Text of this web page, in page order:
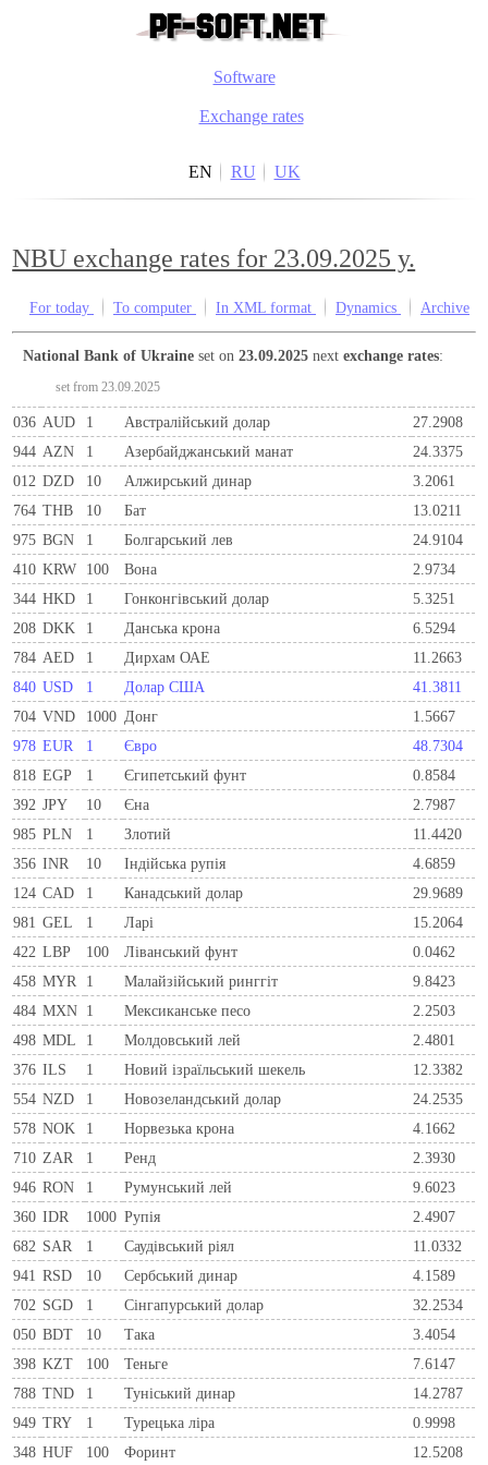
Software
Exchange rates
EN RU UK
NBU exchange rates for 23.09.2025 y.
For today To computer In XML format Dynamics Archive
National Bank of Ukraine set on23.09.2025 nextexchange rates:
set from 23.09.2025
036 AUD 1 Австралійський долар
27.2908
944 AZN 1 Азербайджанський манат
24.3375
012 DZD 10 Алжирський динар
3.2061
764 THB 10 Бат
13.0211
975 BGN 1 Болгарський лев
24.9104
410 KRW 100 Вона
2.9734
344 HKD 1 Гонконгівський долар
5.3251
208 DKK 1 Данська крона
6.5294
784 AED 1 Дирхам ОАЕ
11.2663
840 USD 1 Долар США
41.3811
704 VND 1000 Донг
1.5667
978 EUR 1 Євро
48.7304
818 EGP 1 Єгипетський фунт
0.8584
392 JPY 10 Єна
2.7987
985 PLN 1 Злотий
11.4420
356 INR 10 Індійська рупія
4.6859
124 CAD 1 Канадський долар
29.9689
981 GEL 1 Ларi
15.2064
422 LBP 100 Ліванський фунт
0.0462
458 MYR 1 Малайзійський ринггіт
9.8423
484 MXN 1 Мексиканське песо
2.2503
498 MDL 1 Молдовський лей
2.4801
376 ILS 1 Новий ізраїльський шекель
12.3382
554 NZD 1 Новозеландський долар
24.2535
578 NOK 1 Норвезька крона
4.1662
710 ZAR 1 Ренд
2.3930
946 RON 1 Румунський лей
9.6023
360 IDR 1000 Рупія
2.4907
682 SAR 1 Саудівський ріял
11.0332
941 RSD 10 Сербський динар
4.1589
702 SGD 1 Сінгапурський долар
32.2534
050 BDT 10 Така
3.4054
398 KZT 100 Теньге
7.6147
788 TND 1 Туніський динар
14.2787
949 TRY 1 Турецька ліра
0.9998
348 HUF 100 Форинт 12.5208